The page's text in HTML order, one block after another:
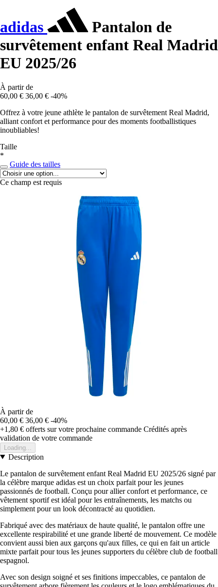
adidas
Pantalon de
survêtement enfant Real Madrid
EU 2025/26
À partir de
60,00 € 36,00 € -40%
Offrez à votre jeune athlète le pantalon de survêtement Real Madrid,
alliant confort et performance pour des moments footballistiques
inoubliables!
Taille
*
Guide des tailles
Ce champ est requis
À partir de
60,00 € 36,00 € -40%
+1,80 € offerts sur votre prochaine commande Crédités après
validation de votre commande
Loading...
Description
Le pantalon de survêtement enfant Real Madrid EU 2025/26 signé par
la célèbre marque adidas est un choix parfait pour les jeunes
passionnés de football. Conçu pour allier confort et performance, ce
vêtement sportif est idéal pour les entraînements, les matchs ou
simplement pour un look décontracté au quotidien.
Fabriqué avec des matériaux de haute qualité, le pantalon offre une
excellente respirabilité et une grande liberté de mouvement. Ce modèle
convient aussi bien aux garçons qu'aux filles, ce qui en fait un article
mixte parfait pour tous les jeunes supporters du célèbre club de football
espagnol.
Avec son design soigné et ses finitions impeccables, ce pantalon de